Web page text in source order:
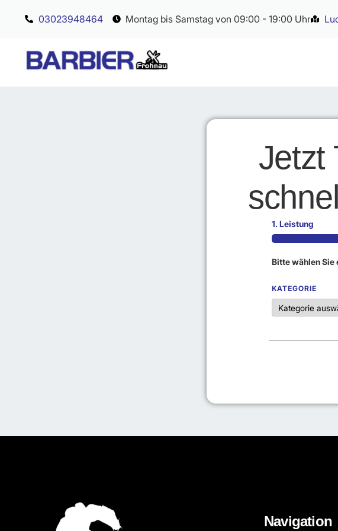
03023948464 Montag bis Samstag von 09:00 - 19:00 Uhr
Jetzt
1. Leistung
Bitte wählen Sie
KATEGORIE
Navigation